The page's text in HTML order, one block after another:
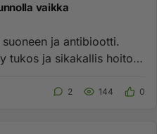
vaikka
ja antibiootti.
tukos ja sikakallis hoito.
2 144 0